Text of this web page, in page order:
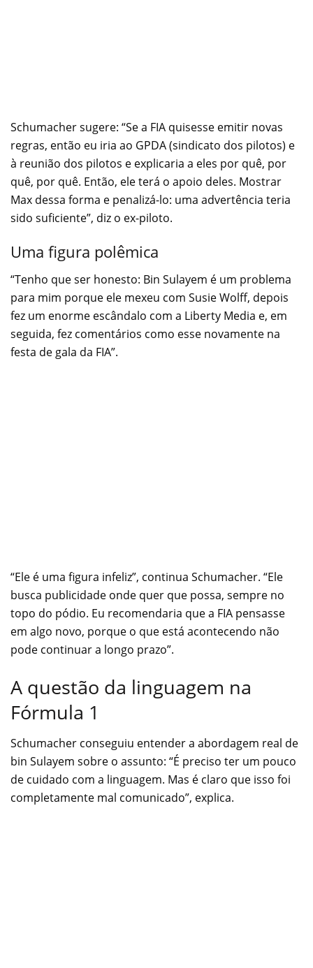
Schumacher sugere: “Se a FIA quisesse emitir novas
regras, então eu iria ao GPDA (sindicato dos pilotos) e
à reunião dos pilotos e explicaria a eles por quê, por
quê, por quê. Então, ele terá o apoio deles. Mostrar
Max dessa forma e penalizá-lo: uma advertência teria
sido suficiente”, diz o ex-piloto.
Uma figura polêmica
“Tenho que ser honesto: Bin Sulayem é um problema
para mim porque ele mexeu com Susie Wolff, depois
fez um enorme escândalo com a Liberty Media e, em
seguida, fez comentários como esse novamente na
festa de gala da FIA”.
“Ele é uma figura infeliz”, continua Schumacher. “Ele
busca publicidade onde quer que possa, sempre no
topo do pódio. Eu recomendaria que a FIA pensasse
em algo novo, porque o que está acontecendo não
pode continuar a longo prazo”.
A questão da linguagem na
Fórmula 1
Schumacher conseguiu entender a abordagem real de
bin Sulayem sobre o assunto: “É preciso ter um pouco
de cuidado com a linguagem. Mas é claro que isso foi
completamente mal comunicado”, explica.